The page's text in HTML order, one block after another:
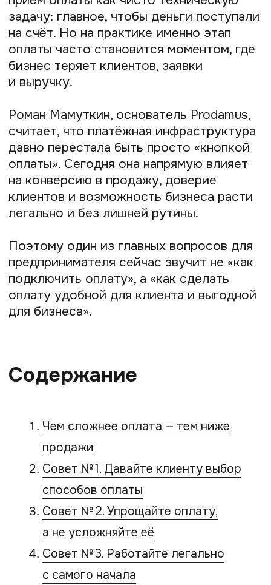
оплату удобной для клиента и выгодной
для бизнеса».
Содержание
продажи
Совет № 1. Давайте клиенту выбор
способов оплаты
Совет № 2. Упрощайте оплату,
а не усложняйте её
Совет № 3. Работайте легально
с самого начала
Совет № 4. Используйте рассрочки
Совет № 5. Не забывайте, что
за оплатой всегда стоит человек
Главное
По словам Романа Мамуткина,
предприниматели часто вкладывают
во время оплаты. Причины обычно
Слишком длинный путь до оплаты
Неудобная форма
Отсутствие привычного способа
оплаты
Необходимость переходить
на сторонние страницы
Ошибки и технические сбои
Отсутствие рассрочки